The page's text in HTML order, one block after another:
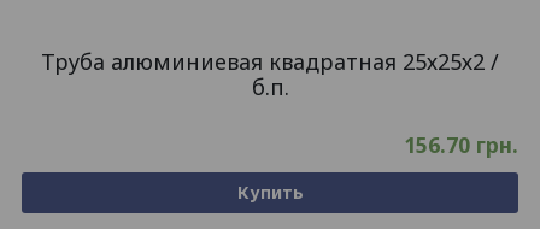
Труба алюминиевая квадратная 25х25х2 /
б.п.
156.70 грн.
Купить